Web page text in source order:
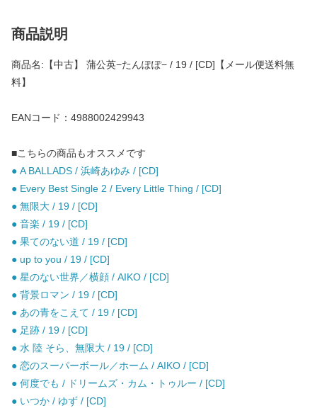
商品説明
商品名:【中古】 蒲公英−たんぽぽ− / 19 / [CD]【メール便送料無
料】
EANコード：4988002429943
■こちらの商品もオススメです
● A BALLADS / 浜崎あゆみ / [CD]
● Every Best Single 2 / Every Little Thing / [CD]
● 無限大 / 19 / [CD]
● 音楽 / 19 / [CD]
● 果てのない道 / 19 / [CD]
● up to you / 19 / [CD]
● 星のない世界／横顔 / AIKO / [CD]
● 背景ロマン / 19 / [CD]
● あの青をこえて / 19 / [CD]
● 足跡 / 19 / [CD]
● 水 陸 そら、無限大 / 19 / [CD]
● 恋のスーパーボール／ホーム / AIKO / [CD]
● 何度でも / ドリームズ・カム・トゥルー / [CD]
● いつか / ゆず / [CD]